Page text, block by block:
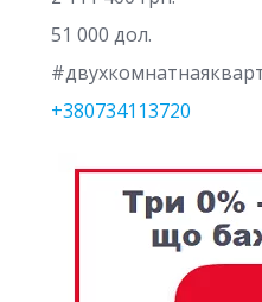
51 000 дол.
+380734113720